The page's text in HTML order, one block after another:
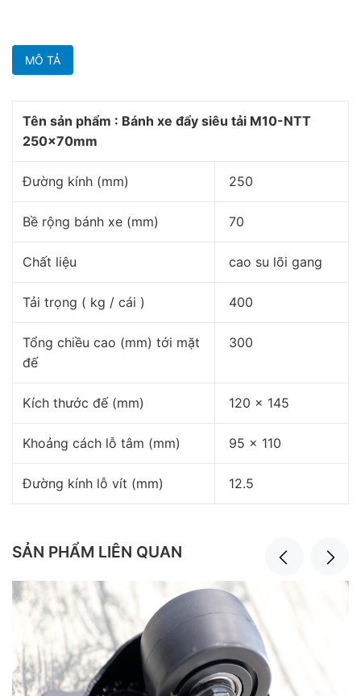
MÔ TẢ
Tên sản phẩm : Bánh xe đẩy siêu tải M10-NTT
250x70mm
Đường kính (mm) 250
Bề rộng bánh xe (mm) 70
Chất liệu cao su lõi gang
Tải trọng ( kg / cái ) 400
Tổng chiều cao (mm) tới mặt
đế
300
Kích thước đế (mm) 120 x 145
Khoảng cách lỗ tâm (mm) 95 x 110
Đường kính lỗ vít (mm) 12.5
SẢN PHẨM LIÊN QUAN